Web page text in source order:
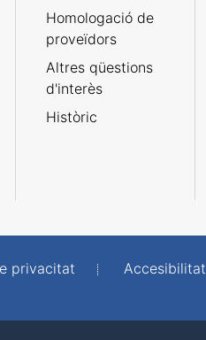
Homologació de
proveïdors
Altres qüestions
d'interès
Històric
privacitat Accesibilitat